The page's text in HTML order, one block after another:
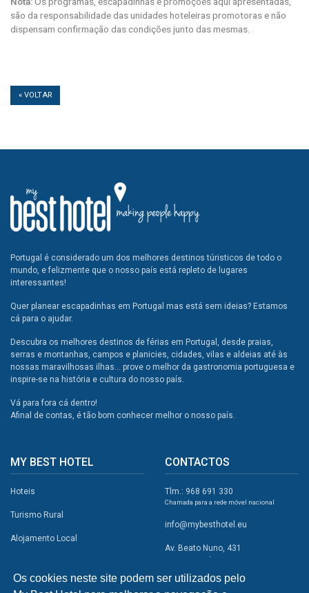
Os cookies neste site podem ser utilizados pelo
são da responsabilidade das unidades hoteleiras promotoras e não
dispensam confirmação das condições junto das mesmas.
« VOLTAR
Portugal é considerado um dos melhores destinos túristicos de todo o
mundo, e felizmente que o nosso país está repleto de lugares
interessantes!
Quer planear escapadinhas em Portugal mas está sem ideias? Estamos
cá para o ajudar.
Descubra os melhores destinos de férias em Portugal, desde praias,
serras e montanhas, campos e planicies, cidades, vilas e aldeias até às
nossas maravilhosas ilhas... prove o melhor da gastronomia portuguesa e
inspire-se na história e cultura do nosso país.
Vá para fora cá dentro!
Afinal de contas, é tão bom conhecer melhor o nosso país.
MY BEST HOTEL
Hoteis
Turismo Rural
Alojamento Local
CONTACTOS
Tlm.: 968 691 330
Chamada para a rede móvel nacional
info@mybesthotel.eu
Av. Beato Nuno, 431